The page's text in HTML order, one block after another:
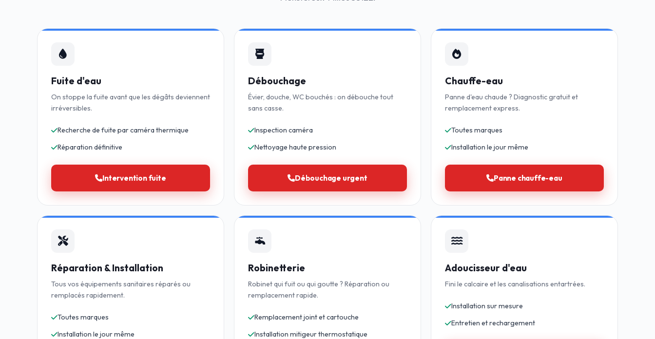
Fuite d'eau
On stoppe la fuite avant que les dégâts deviennent
irréversibles.
Recherche de fuite par caméra thermique
Réparation définitive
Intervention fuite
Débouchage
Évier, douche, WC bouchés : on débouche tout
sans casse.
Inspection caméra
Nettoyage haute pression
Débouchage urgent
Chauffe-eau
Panne d'eau chaude ? Diagnostic gratuit et
remplacement express.
Toutes marques
Installation le jour même
Panne chauffe-eau
Réparation & Installation
Tous vos équipements sanitaires réparés ou
remplacés rapidement.
Toutes marques
Installation le jour même
Robinetterie
Robinet qui fuit ou qui goutte ? Réparation ou
remplacement rapide.
Remplacement joint et cartouche
Installation mitigeur thermostatique
Adoucisseur d'eau
Fini le calcaire et les canalisations entartrées.
Installation sur mesure
Entretien et rechargement